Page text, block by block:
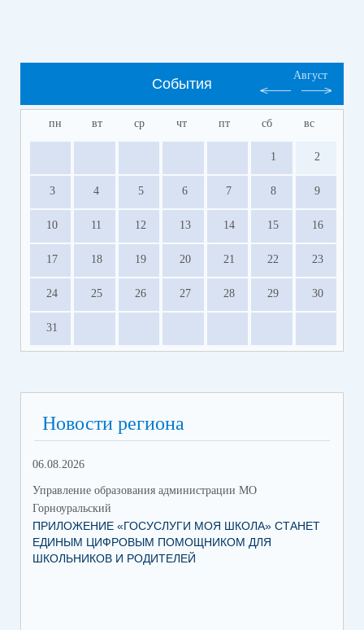
События
Август
пн вт ср чт пт сб вс
1 2
3 4 5 6 7 8 9
10 11 12 13 14 15 16
17 18 19 20 21 22 23
24 25 26 27 28 29 30
31
Новости региона
06.08.2026
Управление образования администрации МО
Горноуральский
ПРИЛОЖЕНИЕ «ГОСУСЛУГИ МОЯ ШКОЛА» СТАНЕТ
ЕДИНЫМ ЦИФРОВЫМ ПОМОЩНИКОМ ДЛЯ
ШКОЛЬНИКОВ И РОДИТЕЛЕЙ